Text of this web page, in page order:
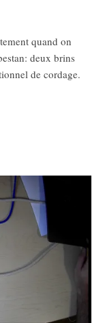
quand on
deux brins
de cordage.